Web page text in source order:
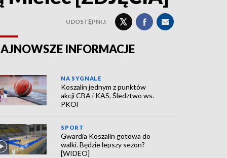
UDOSTĘPNIJ:
INFORMACJE
NA SYGNALE
Koszalin jednym z punktów
akcji CBA i KAS. Śledztwo ws.
PKOl
SPORT
Gwardia Koszalin gotowa do
walki. Będzie lepszy sezon?
[WIDEO]